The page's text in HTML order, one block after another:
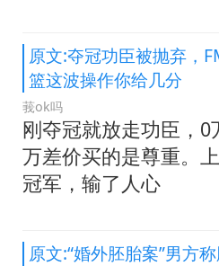
原文:夺冠功臣被抛弃，
篮这波操作你给几分
莪ok吗
刚夺冠就放走功臣，0
万差价买的是尊重。
冠军，输了人心
原文:“婚外胚胎案”男方